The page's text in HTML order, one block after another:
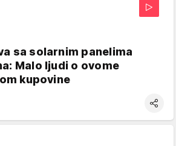
sa solarnim panelima
Malo ljudi o ovome
kupovine